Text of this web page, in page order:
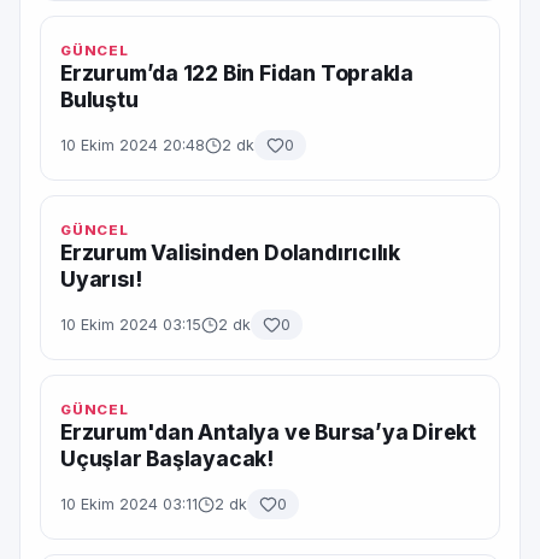
GÜNCEL
Erzurum’da 122 Bin Fidan Toprakla
Buluştu
10 Ekim 2024 20:48 2 dk 0
GÜNCEL
Erzurum Valisinden Dolandırıcılık
Uyarısı!
10 Ekim 2024 03:15 2 dk 0
GÜNCEL
Erzurum'dan Antalya ve Bursa’ya Direkt
Uçuşlar Başlayacak!
10 Ekim 2024 03:11 2 dk 0